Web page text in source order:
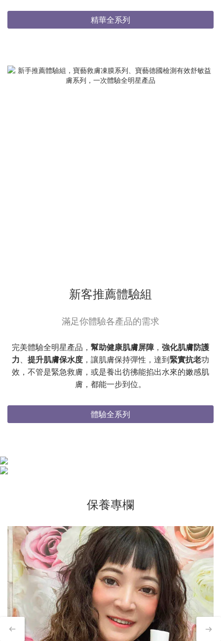
精華全系列
新客推薦體驗組
滿足你體驗各產品的需求
完美體驗全明星產品， 幫助健康肌膚屏障 ， 強化肌膚防護
力、 提升肌膚保水度 ，讓肌膚保持彈性，達到緊實抗老功
效，不管是緊急救膚，或是養出彷彿能掐出水來的嫩感肌
膚，都能一步到位。
體驗全系列
保養專欄